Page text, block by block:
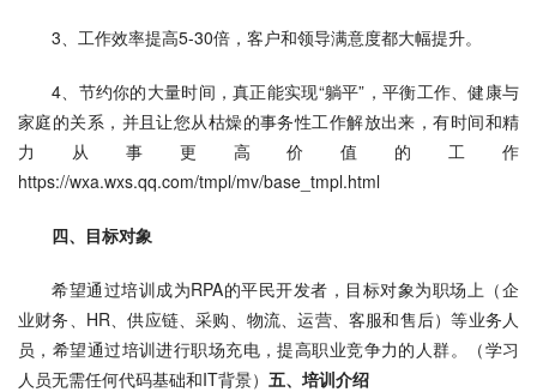
3、工作效率提高5-30倍，客户和领导满意度都大幅提升。
4、节约你的大量时间，真正能实现“躺平”，平衡工作、健康与
家庭的关系，并且让您从枯燥的事务性工作解放出来，有时间和精
力从事更高价值的工作
https://wxa.wxs.qq.com/tmpl/mv/base_tmpl.html
四、目标对象
希望通过培训成为RPA的平民开发者，目标对象为职场上（企
业财务、HR、供应链、采购、物流、运营、客服和售后）等业务人
员，希望通过培训进行职场充电，提高职业竞争力的人群。（学习
人员无需任何代码基础和IT背景） 五、培训介绍